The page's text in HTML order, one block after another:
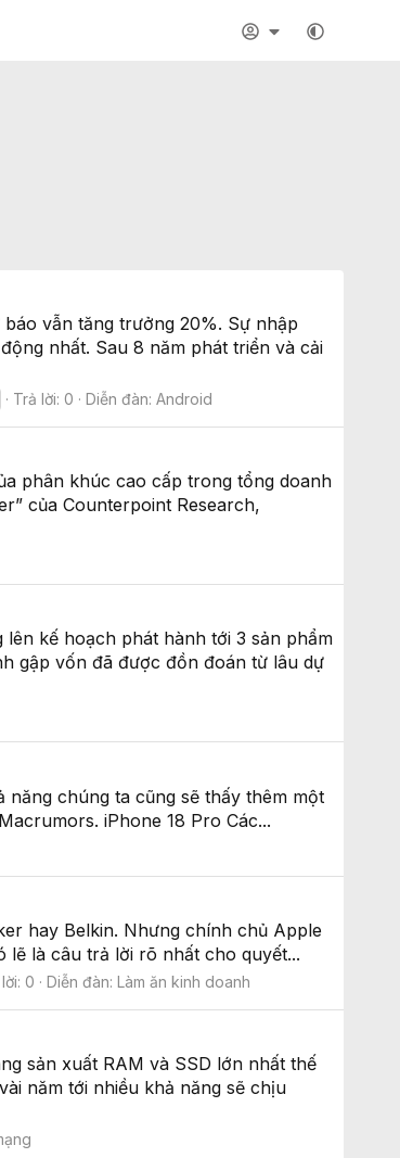
vẫn tăng trưởng 20%. Sự nhập
nhất. Sau 8 năm phát triển và cải
Trả lời: 0 Diễn đàn:Android
phân khúc cao cấp trong tổng doanh
của Counterpoint Research,
kế hoạch phát hành tới 3 sản phẩm
gập vốn đã được đồn đoán từ lâu dự
chúng ta cũng sẽ thấy thêm một
iPhone 18 Pro Các...
hay Belkin. Nhưng chính chủ Apple
lẽ là câu trả lời rõ nhất cho quyết...
0 Diễn đàn:Làm ăn kinh doanh
sản xuất RAM và SSD lớn nhất thế
năm tới nhiều khả năng sẽ chịu